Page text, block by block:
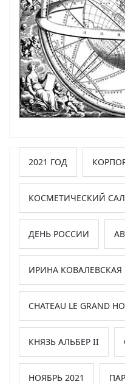
2021 ГОД
КОСМЕТИЧЕСКИЙ
ДЕНЬ РОССИИ
ИРИНА КОВАЛЕВСКАЯ
CHATEAU LE GRAND
КНЯЗЬ АЛЬБЕР II
НОЯБРЬ 2021